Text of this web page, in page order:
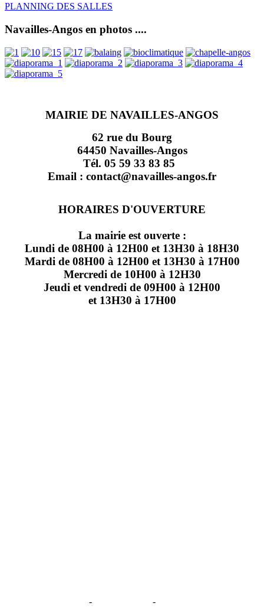
PLANNING DES SALLES
Navailles-Angos en photos ....
MAIRIE DE NAVAILLES-ANGOS
62 rue du Bourg
64450 Navailles-Angos
Tél. 05 59 33 83 85
Email : contact@navailles-angos.fr
HORAIRES D'OUVERTURE
La mairie est ouverte :
Lundi de 08H00 à 12H00 et 13H30 à 18H30
Mardi de 08H00 à 12H00 et 13H30 à 17H00
Mercredi de 10H00 à 12H30
Jeudi et vendredi de 09H00 à 12H00
et 13H30 à 17H00
- -